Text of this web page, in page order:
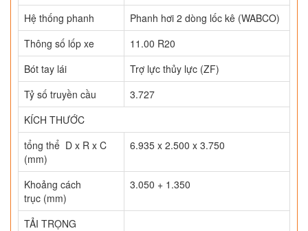
Hệ thống phanh
Phanh hơi 2 dòng lốc kê (WABCO)
Thông số lốp xe
11.00 R20
Bót tay lái
Trợ lực thủy lực (ZF)
Tỷ số truyền cầu
3.727
KÍCH THƯỚC
tổng thể D x R x C
(mm)
6.935 x 2.500 x 3.750
Khoảng cách
trục (mm)
3.050 + 1.350
TẢI TRỌNG